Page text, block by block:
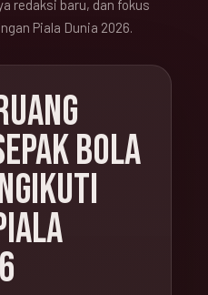
redaksi baru, dan fokus
Piala Dunia 2026.
BOLA